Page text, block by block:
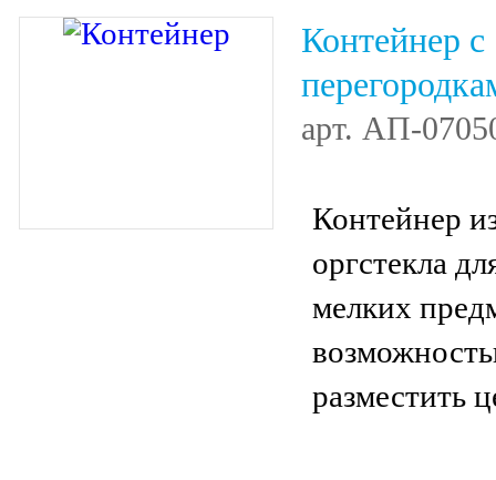
Контейнер с
арт. АП-
Контейнер
оргстекла
мелких
разместить